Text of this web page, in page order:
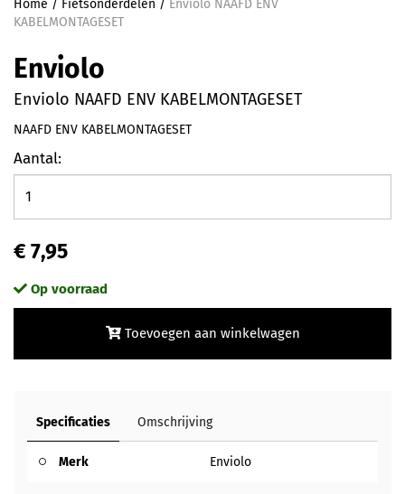
Home / Fietsonderdelen / Enviolo NAAFD ENV
KABELMONTAGESET
Enviolo
Enviolo NAAFD ENV KABELMONTAGESET
NAAFD ENV KABELMONTAGESET
Aantal:
€ 7,95
Op voorraad
Toevoegen aan winkelwagen
Specificaties Omschrijving
Merk Enviolo